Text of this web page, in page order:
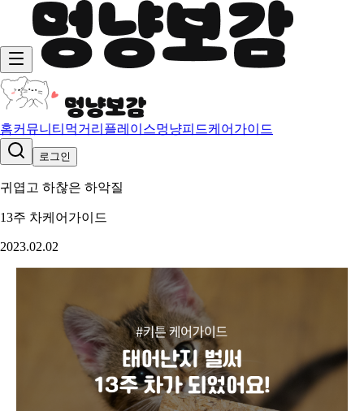
홈커뮤니티 먹거리 플레이스멍냥피드케어가이드
로그인
귀엽고 하찮은 하악질
13주 차케어가이드
2023.02.02